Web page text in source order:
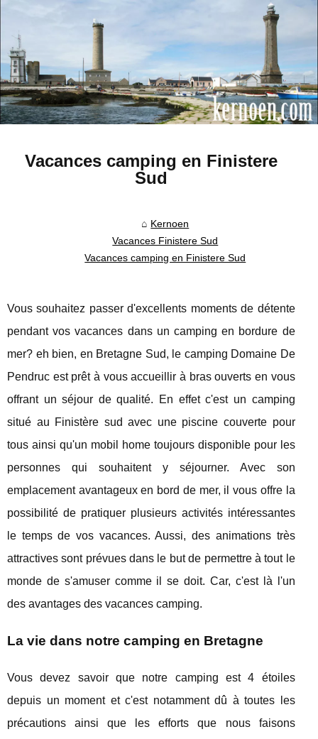
Vacances camping en Finistere
Sud
Kernoen
Vacances Finistere Sud
Vacances camping en Finistere Sud
Vous souhaitez passer d'excellents moments de détente
pendant vos vacances dans un camping en bordure de
mer? eh bien, en Bretagne Sud, le camping Domaine De
Pendruc est prêt à vous accueillir à bras ouverts en vous
offrant un séjour de qualité. En effet c'est un camping
situé au Finistère sud avec une piscine couverte pour
tous ainsi qu'un mobil home toujours disponible pour les
personnes qui souhaitent y séjourner. Avec son
emplacement avantageux en bord de mer, il vous offre la
possibilité de pratiquer plusieurs activités intéressantes
le temps de vos vacances. Aussi, des animations très
attractives sont prévues dans le but de permettre à tout le
monde de s'amuser comme il se doit. Car, c'est là l'un
des avantages des vacances camping.
La vie dans notre camping en Bretagne
Vous devez savoir que notre camping est 4 étoiles
depuis un moment et c'est notamment dû à toutes les
précautions ainsi que les efforts que nous faisons